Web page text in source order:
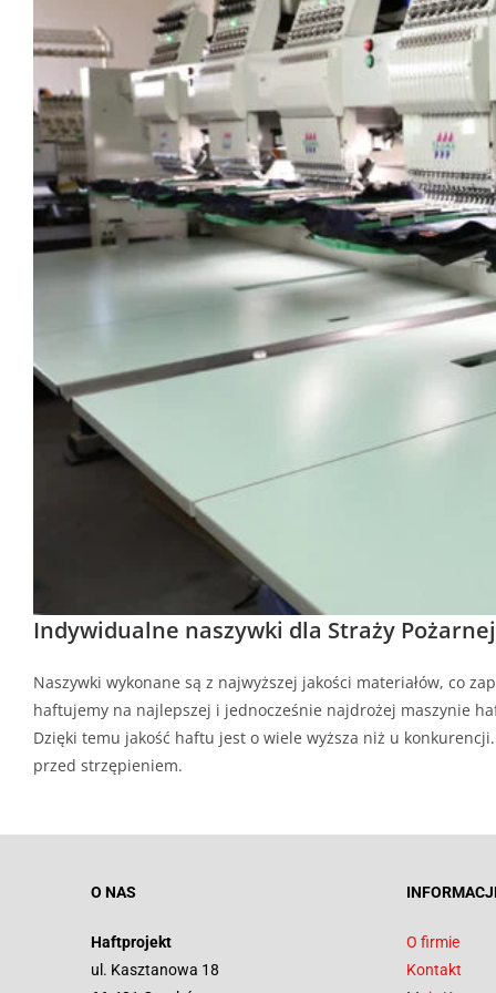
Indywidualne naszywki dla Straży
Naszywki wykonane są z najwyższej jakości materiałów, co
haftujemy na najlepszej i jednocześnie najdrożej maszynie
Dzięki temu jakość haftu jest o wiele wyższa niż u
przed strzępieniem.
O NAS
Haftprojekt
ul. Kasztanowa 18
O firmie
Kontakt